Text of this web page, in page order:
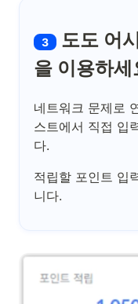
3
도도 어
을 이용하세
네트워크 문제로
스트에서 직접 입
다.
적립할 포인트 입
니다.